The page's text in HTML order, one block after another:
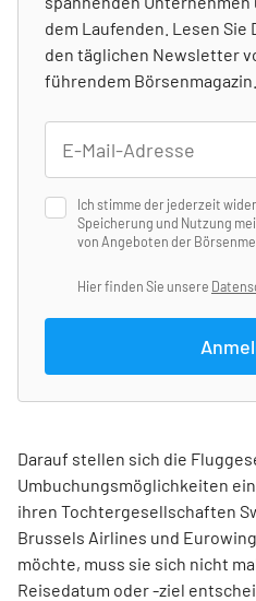
dem Laufenden. Lesen Sie
den täglichen Newsletter
führendem
Ich stimme der jederzeit
Speicherung und Nutzung
von Angeboten der
Hier finden Sie unsere
Darauf stellen sich die
Umbuchungsmöglichkeiten
ihren Tochtergesellschaften
Brussels Airlines und
möchte, muss sie sich nicht
Reisedatum oder -ziel